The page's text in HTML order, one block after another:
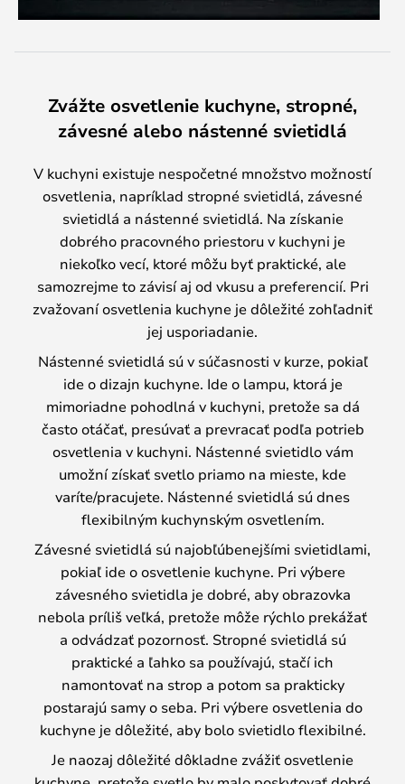
Zvážte osvetlenie kuchyne, stropné,
závesné alebo nástenné svietidlá
V kuchyni existuje nespočetné množstvo možností
osvetlenia, napríklad stropné svietidlá, závesné
svietidlá a nástenné svietidlá. Na získanie
dobrého pracovného priestoru v kuchyni je
niekoľko vecí, ktoré môžu byť praktické, ale
samozrejme to závisí aj od vkusu a preferencií. Pri
zvažovaní osvetlenia kuchyne je dôležité zohľadniť
jej usporiadanie.
Nástenné svietidlá sú v súčasnosti v kurze, pokiaľ
ide o dizajn kuchyne. Ide o lampu, ktorá je
mimoriadne pohodlná v kuchyni, pretože sa dá
často otáčať, presúvať a prevracať podľa potrieb
osvetlenia v kuchyni. Nástenné svietidlo vám
umožní získať svetlo priamo na mieste, kde
varíte/pracujete. Nástenné svietidlá sú dnes
flexibilným kuchynským osvetlením.
Závesné svietidlá sú najobľúbenejšími svietidlami,
pokiaľ ide o osvetlenie kuchyne. Pri výbere
závesného svietidla je dobré, aby obrazovka
nebola príliš veľká, pretože môže rýchlo prekážať
a odvádzať pozornosť. Stropné svietidlá sú
praktické a ľahko sa používajú, stačí ich
namontovať na strop a potom sa prakticky
postarajú samy o seba. Pri výbere osvetlenia do
kuchyne je dôležité, aby bolo svietidlo flexibilné.
Je naozaj dôležité dôkladne zvážiť osvetlenie